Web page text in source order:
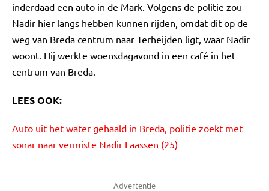
inderdaad een auto in de Mark. Volgens de politie zou
Nadir hier langs hebben kunnen rijden, omdat dit op de
weg van Breda centrum naar Terheijden ligt, waar Nadir
woont. Hij werkte woensdagavond in een café in het
centrum van Breda.
LEES OOK:
Auto uit het water gehaald in Breda, politie zoekt met
sonar naar vermiste Nadir Faassen (25)
Advertentie